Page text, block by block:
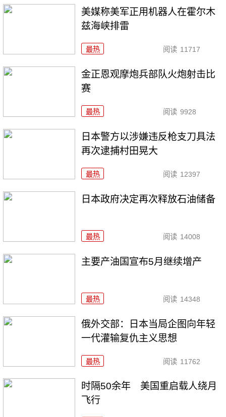
美媒称美军正用机器人在霍尔木
兹海峡排雷
最热 阅读 11717
金正恩观摩炮兵部队火炮射击比
赛
最热 阅读 9928
日本警方以涉嫌违反枪支刀具法
再次逮捕村田晃大
最热 阅读 12397
日本政府决定再次释放石油储备
最热 阅读 14008
主要产油国宣布5月继续增产
最热 阅读 14348
俄外交部：日本当局企图向年轻
一代灌输复仇主义思想
最热 阅读 11762
时隔50余年 美国重启载人绕月
飞行